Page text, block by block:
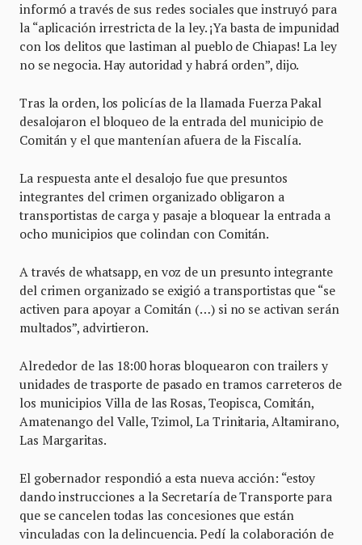
informó a través de sus redes sociales que instruyó para
la “aplicación irrestricta de la ley. ¡Ya basta de impunidad
con los delitos que lastiman al pueblo de Chiapas! La ley
no se negocia. Hay autoridad y habrá orden”, dijo.
Tras la orden, los policías de la llamada Fuerza Pakal
desalojaron el bloqueo de la entrada del municipio de
Comitán y el que mantenían afuera de la Fiscalía.
La respuesta ante el desalojo fue que presuntos
integrantes del crimen organizado obligaron a
transportistas de carga y pasaje a bloquear la entrada a
ocho municipios que colindan con Comitán.
A través de whatsapp, en voz de un presunto integrante
del crimen organizado se exigió a transportistas que “se
activen para apoyar a Comitán (…) si no se activan serán
multados”, advirtieron.
Alrededor de las 18:00 horas bloquearon con trailers y
unidades de trasporte de pasado en tramos carreteros de
los municipios Villa de las Rosas, Teopisca, Comitán,
Amatenango del Valle, Tzimol, La Trinitaria, Altamirano,
Las Margaritas.
El gobernador respondió a esta nueva acción: “estoy
dando instrucciones a la Secretaría de Transporte para
que se cancelen todas las concesiones que están
vinculadas con la delincuencia. Pedí la colaboración de